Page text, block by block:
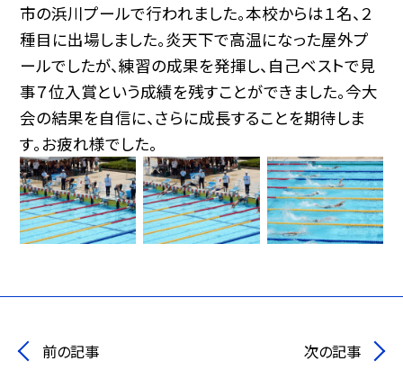
市の浜川プールで行われました。本校からは１名、２
種目に出場しました。炎天下で高温になった屋外プ
ールでしたが、練習の成果を発揮し、自己ベストで見
事７位入賞という成績を残すことができました。今大
会の結果を自信に、さらに成長することを期待しま
す。お疲れ様でした。
前の記事 次の記事